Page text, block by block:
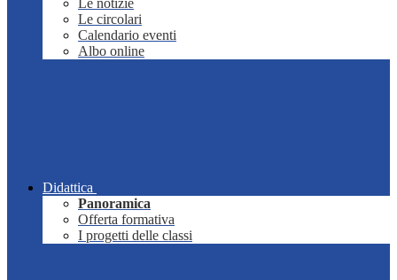
Le notizie
Le circolari
Calendario eventi
Albo online
Didattica
Panoramica
Offerta formativa
I progetti delle classi